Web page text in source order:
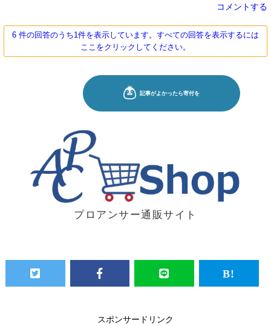
コメントする
6 件の回答のうち1件を表示しています。すべての回答を表示するには
ここをクリックしてください。
プロアンサー通販サイト
スポンサードリンク